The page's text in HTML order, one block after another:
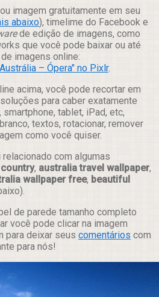
imagem gratuitamente em seu
abaixo), timelime do Facebook e
de edição de imagens, como
que você pode baixar ou até
imagens online:
– Ópera" no Pixlr.
acima, você pode recortar em
para caber exatamente
tablet, iPad, etc,
textos, rotacionar, remover
como você quiser.
com algumas
, australia travel wallpaper,
wallpaper free, beautiful
de parede tamanho completo
você pode clicar na imagem
para deixar seus comentários com
para nós!